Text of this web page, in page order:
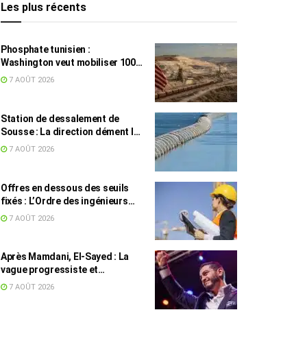
Les plus récents
Phosphate tunisien :
Washington veut mobiliser 100
millions de dollars, avec la Chine
7 AOÛT 2026
Station de dessalement de
Sousse : La direction dément les
rumeurs sur une eau impropre à
7 AOÛT 2026
Offres en dessous des seuils
fixés : L’Ordre des ingénieurs
hausse le ton
7 AOÛT 2026
Après Mamdani, El-Sayed : La
vague progressiste et
musulmane résiste à l’argent de
7 AOÛT 2026